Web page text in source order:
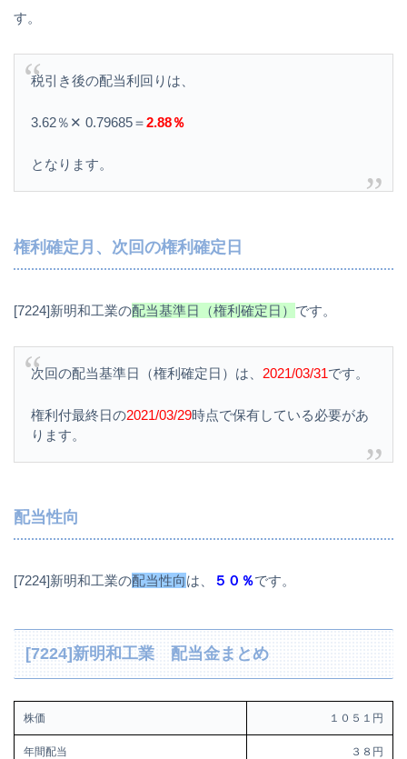
す。
税引き後の配当利回りは、
3.62％✕ 0.79685＝2.88％
となります。
権利確定月、次回の権利確定日
[7224]新明和工業の配当基準日（権利確定日） です。
次回の配当基準日（権利確定日）は、 2021/03/31です。
権利付最終日の2021/03/29時点で保有している必要があ
ります。
配当性向
[7224]新明和工業の配当性向は、 ５０％です。
[7224]新明和工業 配当金まとめ
株価 １０５１円
年間配当 ３８円